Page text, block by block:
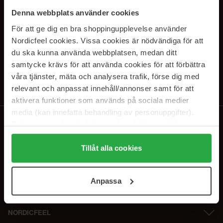
Denna webbplats använder cookies
För att ge dig en bra shoppingupplevelse använder
Nordicfeel cookies. Vissa cookies är nödvändiga för att
du ska kunna använda webbplatsen, medan ditt
samtycke krävs för att använda cookies för att förbättra
våra tjänster, mäta och analysera trafik, förse dig med
relevant och anpassat innehåll/annonser samt för att
aktivera funktioner som används på sociala medier
media (kan innefatta behandling av personuppgifter).
Genom att trycka på "Tillåt alla cookies" accepterar du
alla cookies, medan du under "Detaljer" kan anpassa
användningen av cookies. Du kan när som helst återkalla
samt vår Integritetspolicy.
Tillåt alla cookies
Anpassa
SUBSCRIBE TO OUR
NEWSLETTER
E-mail
Ved at abonnere accepterer du voresprivatlivspolitik. Afmeld til enhver
NORDICFEEL